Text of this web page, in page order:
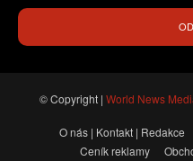
© Copyright | World News
O nás | Kontakt | Redakce
Ceník reklamy